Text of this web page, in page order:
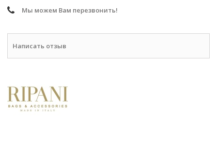
Мы можем Вам перезвонить!
Написать отзыв